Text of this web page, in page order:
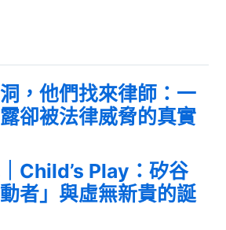
，他們找來律師：一
卻被法律威脅的真實
Child’s Play：矽谷
動者」與虛無新貴的誕